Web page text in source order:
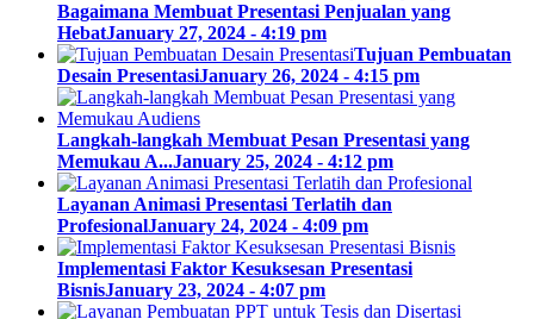
Bagaimana Membuat Presentasi Penjualan yang
HebatJanuary 27, 2024 - 4:19 pm
Tujuan Pembuatan
Desain PresentasiJanuary 26, 2024 - 4:15 pm
Langkah-langkah Membuat Pesan Presentasi yang
Memukau A...January 25, 2024 - 4:12 pm
Layanan Animasi Presentasi Terlatih dan
ProfesionalJanuary 24, 2024 - 4:09 pm
Implementasi Faktor Kesuksesan Presentasi
BisnisJanuary 23, 2024 - 4:07 pm